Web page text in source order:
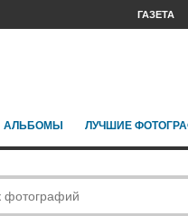
ГАЗЕТА
АЛЬБОМЫ ЛУЧШИЕ